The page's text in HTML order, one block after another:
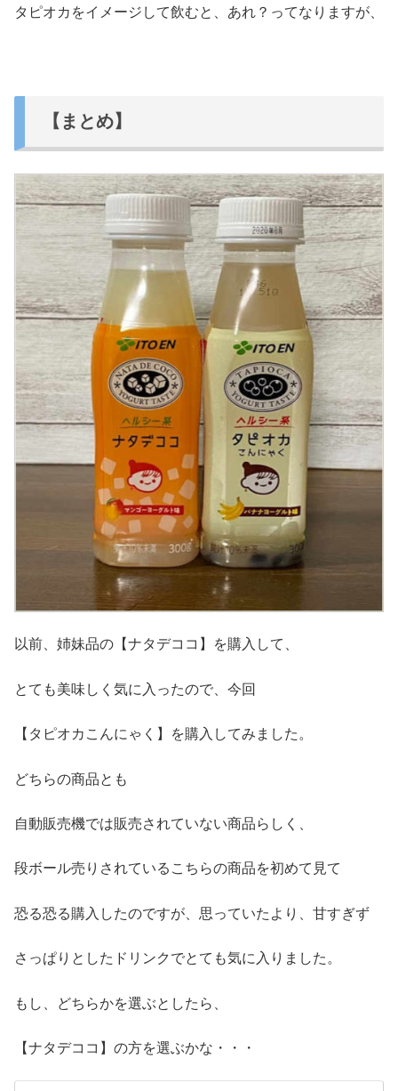
タピオカをイメージして飲むと、あれ？ってなりますが、
【まとめ】
以前、姉妹品の【ナタデココ】を購入して、
とても美味しく気に入ったので、今回
【タピオカこんにゃく】を購入してみました。
どちらの商品とも
自動販売機では販売されていない商品らしく、
段ボール売りされているこちらの商品を初めて見て
恐る恐る購入したのですが、思っていたより、甘すぎず
さっぱりとしたドリンクでとても気に入りました。
もし、どちらかを選ぶとしたら、
【ナタデココ】の方を選ぶかな・・・